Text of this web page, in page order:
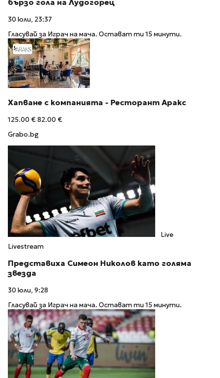
бързо гола на Лудогорец
30 юли, 23:37
Гласувай за Играч на мача. Остават ти 15 минути.
Хапване с компанията - Ресторант Аракс
125.00 €82.00 €
Grabo.bg
Live
Livestream
Представиха Симеон Николов като голяма
звезда
30 юли, 9:28
Гласувай за Играч на мача. Остават ти 15 минути.